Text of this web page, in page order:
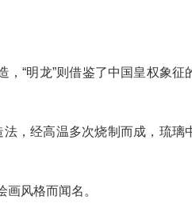
“明龙”则借鉴了中国皇权象征
，经高温多次烧制而成，琉璃
风格而闻名。